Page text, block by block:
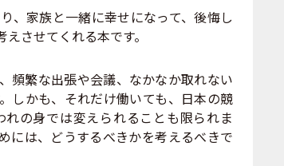
、家族と一緒に幸せになって、後悔し
させてくれる本です。
頻繁な出張や会議、なかなか取れない
しかも、それだけ働いても、日本の競
の身では変えられることも限られま
には、どうするべきかを考えるべきで